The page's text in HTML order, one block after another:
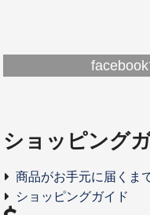
ショッピング
商品がお手元に届くま
ショッピングガイド